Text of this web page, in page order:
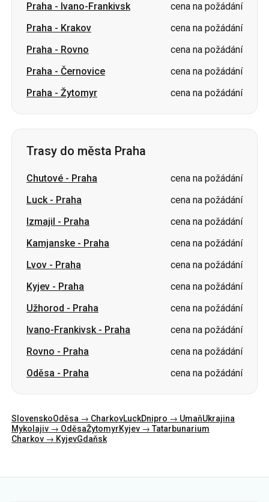
Praha - Ivano-Frankivsk
cena na požádání
Praha - Krakov
cena na požádání
Praha - Rovno
cena na požádání
Praha - Černovice
cena na požádání
Praha - Žytomyr cena na požádání
Trasy do města Praha
Chutové - Praha
cena na požádání
Luck- Praha
cena na požádání
Izmajil - Praha
cena na požádání
Kamjanske - Praha
cena na požádání
Lvov - Praha
cena na požádání
Kyjev - Praha
cena na požádání
Užhorod - Praha
cena na požádání
Ivano-Frankivsk- Praha
cena na požádání
Rovno - Praha
cena na požádání
Oděsa - Praha cena na požádání
SlovenskoOděsa → CharkovLuckDnipro → UmaňUkrajina
Mykolajiv → OděsaŽytomyrKyjev → Tatarbunarium
Charkov → KyjevGdaňsk